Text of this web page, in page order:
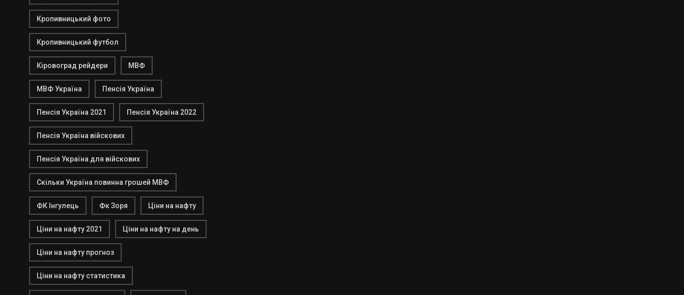
Кропивницький фото
Кропивницький футбол
Кіровоград рейдери МВФ
МВФ Україна Пенсія Україна
Пенсія Україна 2021 Пенсія Україна 2022
Пенсія Україна війскових
Пенсія Україна для війскових
Скільки Україна повинна грошей МВФ
ФК Інгулець Фк Зоря Ціни на нафту
Ціни на нафту 2021 Ціни на нафту на день
Ціни на нафту прогноз
Ціни на нафту статистика